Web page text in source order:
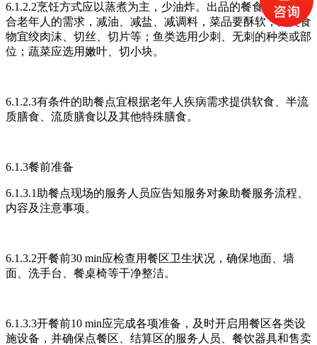
6.1.2.2烹饪方式应以蒸煮为主，少油炸。出品的餐食质量应符
合老年人的需求，减油、减盐、减调料，菜品要酥软；肉类食
物宜绞肉沫、切丝、切片等；鱼类选用少刺、无刺的种类或部
位；蔬菜应选用嫩叶、切小块。
6.1.2.3有条件的助餐点宜根据老年人疾病需求提供软食、半流
质膳食、流质膳食以及其他特殊膳食。
6.1.3餐前准备
6.1.3.1助餐点现场的服务人员应告知服务对象助餐服务流程、
内容及注意事项。
6.1.3.2开餐前30 min应检查用餐区卫生状况，确保地面、墙
面、洗手台、餐桌椅等干净整洁。
6.1.3.3开餐前10 min应完成各项准备，及时开启用餐区各类设
施设备，并确保点餐区、结算区的服务人员、餐饮器具和售卖